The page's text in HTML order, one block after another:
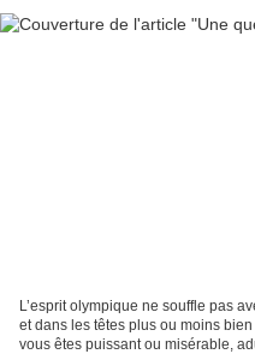
L’esprit olympique ne souffle pas
et dans les têtes plus ou moins
vous êtes puissant ou misérable,